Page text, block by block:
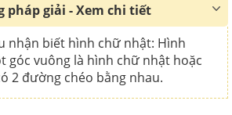
pháp giải - Xem chi tiết
nhận biết hình chữ nhật: Hình
góc vuông là hình chữ nhật hoặc
2 đường chéo bằng nhau.